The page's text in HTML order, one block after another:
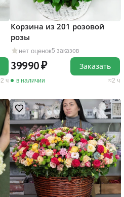
2 ч
нет оценок5 заказов
Корзина из 201 розовой
розы
39990
в наличии 2 ч
Заказать